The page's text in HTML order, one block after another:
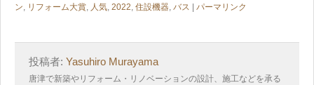
ン, リフォーム大賞, 人気, 2022, 住設機器, バス パーマリンク
投稿者: Yasuhiro Murayama
唐津で新築やリフォーム・リノベーションの設計、施工などを承る